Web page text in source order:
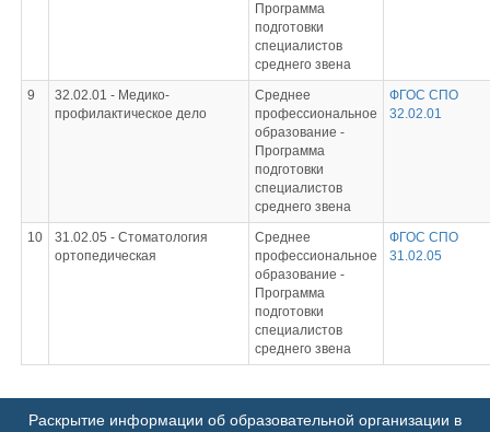
Программа
подготовки
специалистов
среднего звена
9
32.02.01 - Медико-
профилактическое дело
Среднее
профессиональное
образование -
Программа
подготовки
специалистов
среднего звена
ФГОС СПО
32.02.01
10 31.02.05 - Стоматология
ортопедическая
Среднее
профессиональное
образование -
Программа
подготовки
специалистов
среднего звена
ФГОС СПО
31.02.05
Раскрытие информации об образовательной организации в